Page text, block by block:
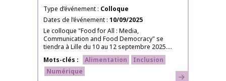
Type d’événement Colloque
Dates de l’événement 10/09/2025
Le colloque "Food for All : Media,
Communication and Food Democracy" se
tiendra à Lille du 10 au 12 septembre 2025....
Mots-clés
Alimentation
Inclusion
Numérique
En savoir plus